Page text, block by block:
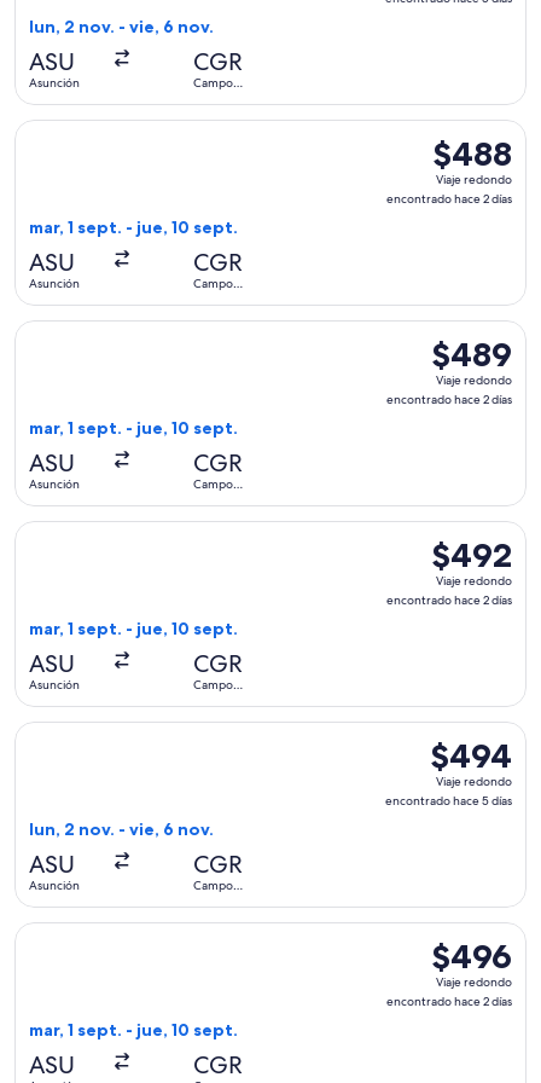
lun, 2 nov. - vie, 6 nov.
ASU
Asunción
CGR
Campo
$488
Viaje
redondo,
$488
Viaje redondo
encontrado hace 2 días
mar, 1 sept. - jue, 10 sept.
ASU
Asunción
CGR
Campo
Seleccionar vuelo de LATAM Airlines Group, con salida el
$489
Viaje
redondo,
$489
Viaje redondo
encontrado hace 2 días
mar, 1 sept. - jue, 10 sept.
ASU
Asunción
CGR
Campo
Seleccionar vuelo de GOL Linhas Aereas S.A., con salida
$492
Viaje
redondo,
$492
Viaje redondo
encontrado hace 2 días
mar, 1 sept. - jue, 10 sept.
ASU
Asunción
CGR
Campo
Seleccionar vuelo de LATAM Airlines Group, con salida el
$494
Viaje
redondo,
$494
Viaje redondo
encontrado hace 5 días
lun, 2 nov. - vie, 6 nov.
ASU
Asunción
CGR
Campo
Seleccionar vuelo de GOL Linhas Aereas S.A., con salida
$496
Viaje
redondo,
$496
Viaje redondo
encontrado hace 2 días
mar, 1 sept. - jue, 10 sept.
ASU CGR
Seleccionar vuelo de LATAM Airlines Group, con salida el